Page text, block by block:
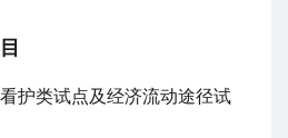
护类试点及经济流动途径试